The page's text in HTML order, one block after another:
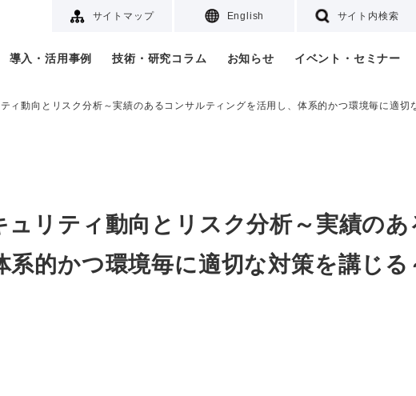
サイトマップ English サイト内検索
導入・活用事例 技術・研究コラム お知らせ イベント・セミナー
ィ動向とリスク分析～実績のあるコンサルティングを活用し、体系的かつ環境毎に適切
ュリティ動向とリスク分析～実績のあ
的かつ環境毎に適切な対策を講じる